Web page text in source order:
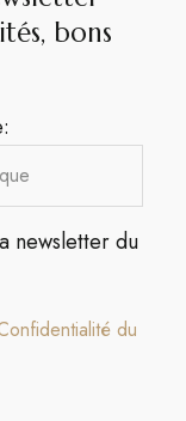
bons
newsletter du
du